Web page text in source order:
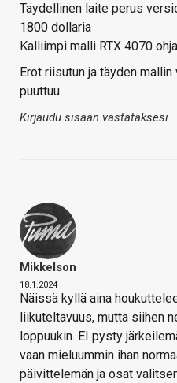
Täydellinen laite perus
1800 dollaria
Kalliimpi malli RTX 4070
Erot riisutun ja täyden
puuttuu.
Kirjaudu sisään vastataksesi
Mikkelson
18.1.2024
Näissä kyllä aina
liikuteltavuus, mutta siihen
loppuukin. EI pysty
vaan mieluummin ihan
päivittelemän ja osat